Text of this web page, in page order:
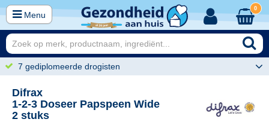
Menu
0
7 gediplomeerde drogisten
Difrax
1-2-3 Doseer Papspeen Wide
2 stuks